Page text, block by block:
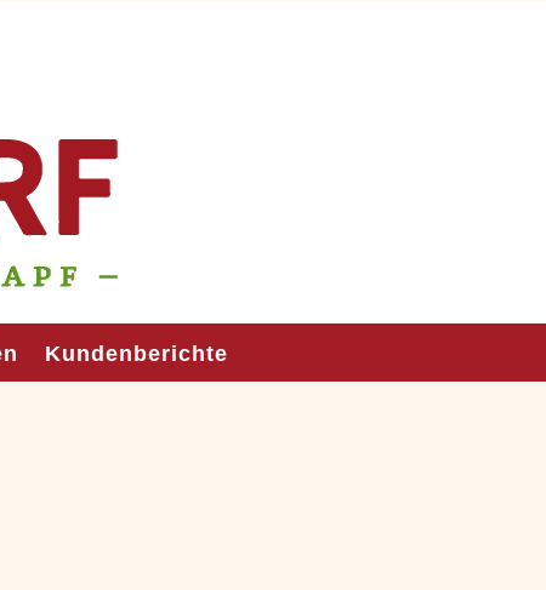
Kundenberichte